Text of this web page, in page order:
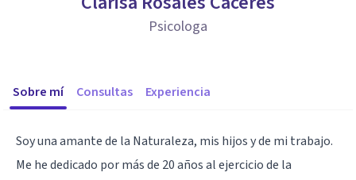
Psicologa
Sobre mí Consultas Experiencia
Soy una amante de la Naturaleza, mis hijos y de mi trabajo.
Me he dedicado por más de 20 años al ejercicio de la